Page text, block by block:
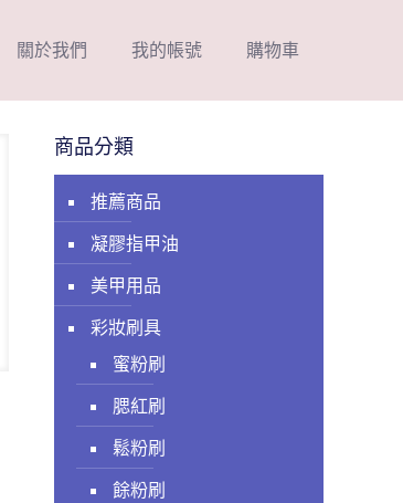
關於我們 我的帳號 購物車
商品分類
推薦商品
凝膠指甲油
美甲用品
彩妝刷具
蜜粉刷
腮紅刷
鬆粉刷
餘粉刷